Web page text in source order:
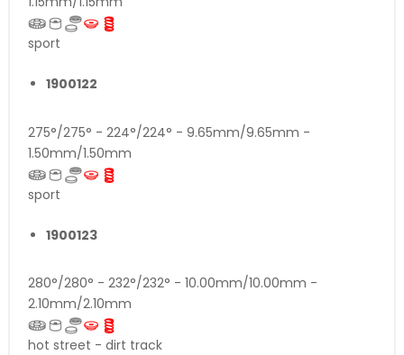
sport
1900122
275°/275° - 224°/224° - 9.65mm/9.65mm -
1.50mm/1.50mm
sport
1900123
280°/280° - 232°/232° - 10.00mm/10.00mm -
2.10mm/2.10mm
hot street - dirt track